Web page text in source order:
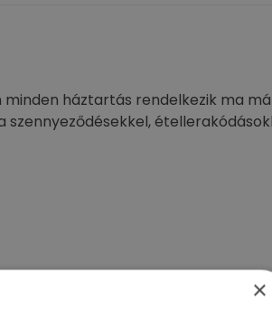
háztartás rendelkezik ma
programot, és
×